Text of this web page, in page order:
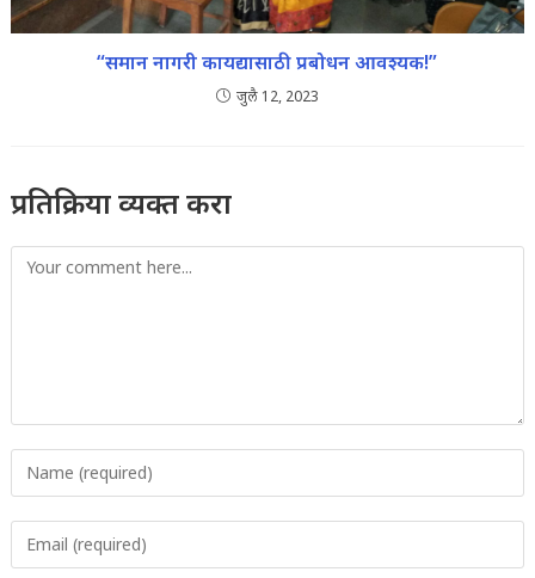
“समान नागरी कायद्यासाठी प्रबोधन आवश्यक!”
जुलै 12, 2023
प्रतिक्रिया व्यक्त करा
Comment
your
username
your